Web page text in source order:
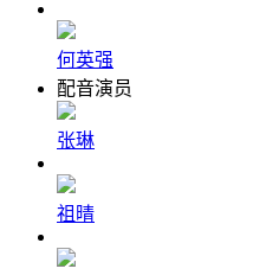
何英强
配音演员
张琳
祖晴